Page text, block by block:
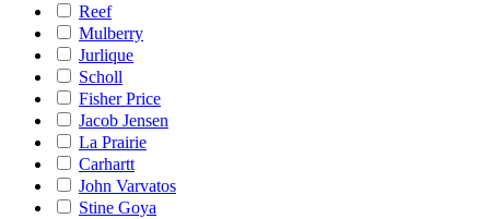
Reef
Mulberry
Jurlique
Scholl
Fisher Price
Jacob Jensen
La Prairie
Carhartt
John Varvatos
Stine Goya